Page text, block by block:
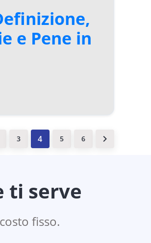
e Pene in
3 5 6
ti serve
fisso.